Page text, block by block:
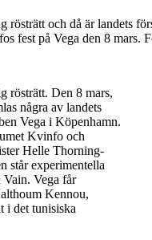
och då är landets
fest på Vega den 8 mars.
rösträtt. Den 8 mars,
några av landets
Vega i Köpenhamn.
Kvinfo och
Helle Thorning-
står experimentella
Vega får
Kennou,
i det tunisiska